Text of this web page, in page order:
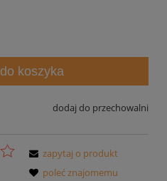
do koszyka
dodaj do przechowalni
zapytaj o produkt
poleć znajomemu